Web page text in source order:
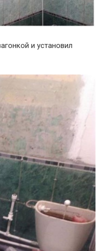
и установил